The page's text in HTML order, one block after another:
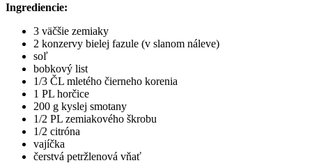
Ingrediencie:
3 väčšie zemiaky
2 konzervy bielej fazule (v slanom náleve)
soľ
bobkový list
1/3 ČL mletého čierneho korenia
1 PL horčice
200 g kyslej smotany
1/2 PL zemiakového škrobu
1/2 citróna
vajíčka
čerstvá petržlenová vňať